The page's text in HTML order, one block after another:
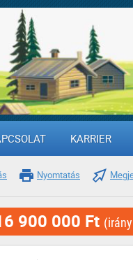
KARRIER
Nyomtatás
900 000 Ft